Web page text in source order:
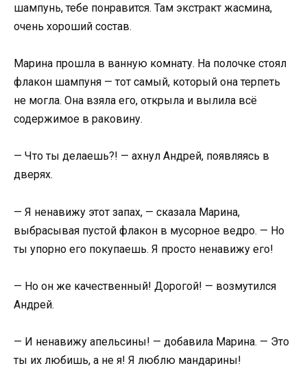
шампунь, тебе понравится. Там экстракт жасмина,
очень хороший состав.
Марина прошла в ванную комнату. На полочке стоял
флакон шампуня — тот самый, который она терпеть
не могла. Она взяла его, открыла и вылила всё
содержимое в раковину.
— Что ты делаешь?! — ахнул Андрей, появляясь в
дверях.
— Я ненавижу этот запах, — сказала Марина,
выбрасывая пустой флакон в мусорное ведро. — Но
ты упорно его покупаешь. Я просто ненавижу его!
— Но он же качественный! Дорогой! — возмутился
Андрей.
— И ненавижу апельсины! — добавила Марина. — Это
ты их любишь, а не я! Я люблю мандарины!